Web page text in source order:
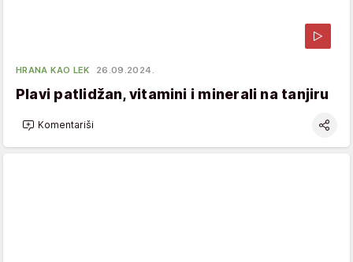
HRANA KAO LEK 26.09.2024.
Plavi patlidžan, vitamini i minerali na tanjiru
Komentariši